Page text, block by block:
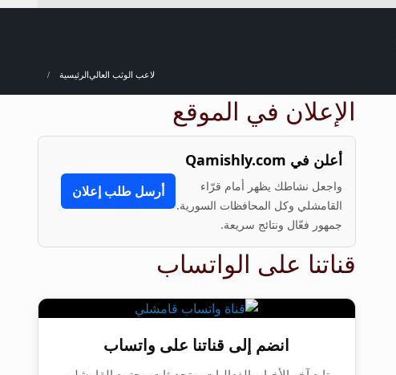
الرئيسيةلاعب الوثب العالي
الإعلان في الموقع
أعلن في Qamishly.com
واجعل نشاطك يظهر أمام قرّاء
القامشلي وكل المحافظات السورية.
جمهور فعّال ونتائج سريعة.
أرسل طلب إعلان
قناتنا على الواتساب
انضم إلى قناتنا على واتساب